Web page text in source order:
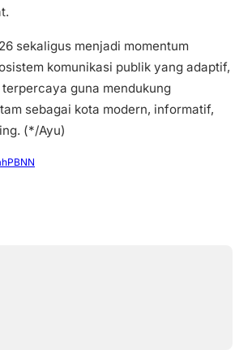
sekaligus menjadi momentum
komunikasi publik yang adaptif,
guna mendukung
sebagai kota modern, informatif,
(*/Ayu)
PBNN